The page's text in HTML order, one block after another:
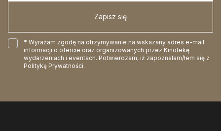
Zapisz się
* Wyrażam zgodę na otrzymywanie na wskazany adres e-mail
informacji o ofercie oraz organizowanych przez Kinotekę
wydarzeniach i eventach. Potwierdzam, iż zapoznałam/łem się z
Polityką Prywatności.